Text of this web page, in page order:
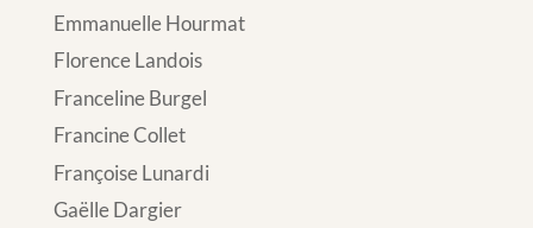
Emmanuelle Hourmat
Florence Landois
Franceline Burgel
Francine Collet
Françoise Lunardi
Gaëlle Dargier